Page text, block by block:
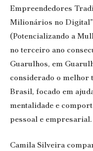
Empreendedores
Milionários no
(Potencializando a
no terceiro ano
Guarulhos, em
considerado o melhor
Brasil, focado em
mentalidade e
pessoal e empresarial.
Camila Silveira